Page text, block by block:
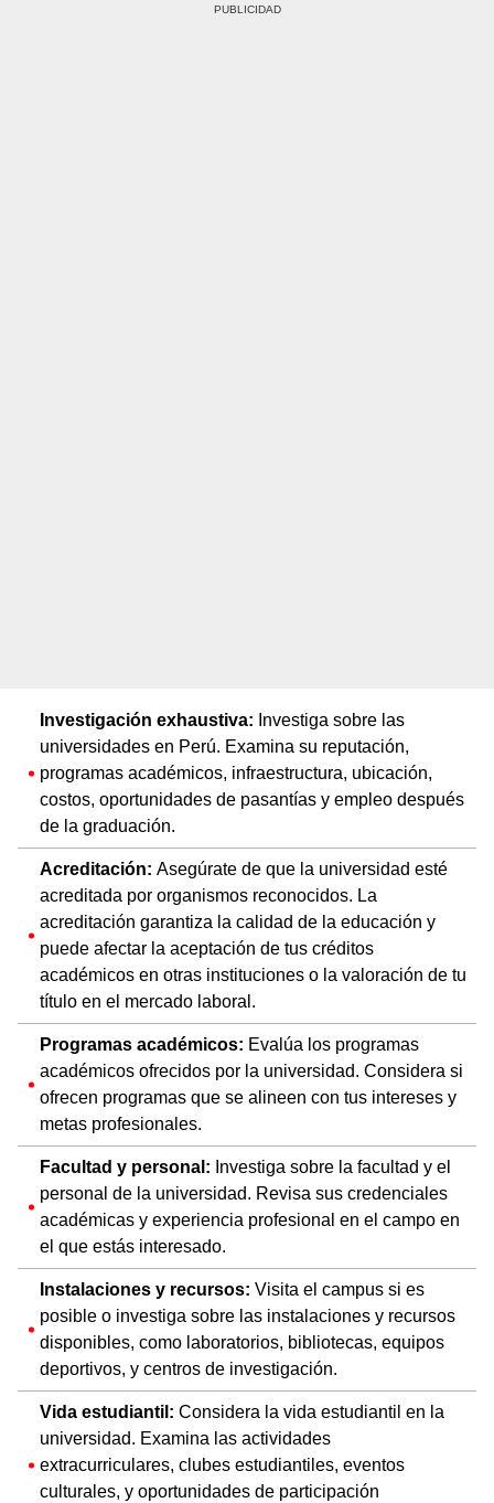
Investigación exhaustiva: Investiga sobre las
universidades en Perú. Examina su reputación,
programas académicos, infraestructura, ubicación,
costos, oportunidades de pasantías y empleo después
de la graduación.
Acreditación: Asegúrate de que la universidad esté
acreditada por organismos reconocidos. La
acreditación garantiza la calidad de la educación y
puede afectar la aceptación de tus créditos
académicos en otras instituciones o la valoración de tu
título en el mercado laboral.
Programas académicos: Evalúa los programas
académicos ofrecidos por la universidad. Considera si
ofrecen programas que se alineen con tus intereses y
metas profesionales.
Facultad y personal: Investiga sobre la facultad y el
personal de la universidad. Revisa sus credenciales
académicas y experiencia profesional en el campo en
el que estás interesado.
Instalaciones y recursos: Visita el campus si es
posible o investiga sobre las instalaciones y recursos
disponibles, como laboratorios, bibliotecas, equipos
deportivos, y centros de investigación.
Vida estudiantil: Considera la vida estudiantil en la
universidad. Examina las actividades
extracurriculares, clubes estudiantiles, eventos
culturales, y oportunidades de participación